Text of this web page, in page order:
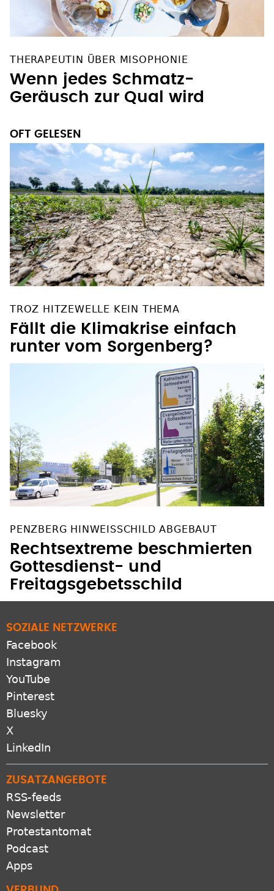
Wenn jedes Schmatz-
Geräusch zur Qual wird
Fällt die Klimakrise einfach
runter vom Sorgenberg?
Rechtsextreme beschmierten
Gottesdienst- und
Freitagsgebetsschild
Facebook
Instagram
YouTube
Pinterest
Bluesky
X
LinkedIn
RSS-feeds
Newsletter
Protestantomat
Podcast
Apps